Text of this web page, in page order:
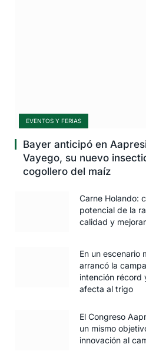
EVENTOS Y FERIAS
Bayer anticipó en
Vayego, su nuevo
cogollero del maíz
Carne Holando:
potencial de la
calidad y
En un escenario
arrancó la
intención récord
afecta al trigo
El Congreso
un mismo
innovación al